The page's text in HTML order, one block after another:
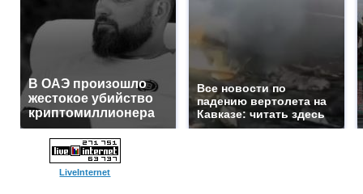
В ОАЭ произошло
жестокое убийство
криптомиллионера
Все новости по
падению вертолета на
Кавказе: читать здесь
LiveInternet